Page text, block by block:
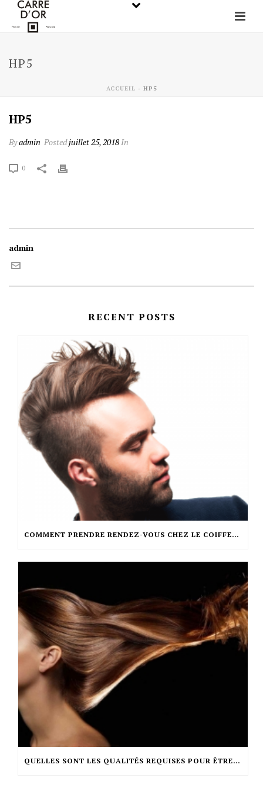
HP5
ACCUEIL - HP5
HP5
Byadmin Postedjuillet 25, 2018In
0
admin
RECENT POSTS
COMMENT PRENDRE RENDEZ-VOUS CHEZ LE COIFFEUR ?
QUELLES SONT LES QUALITÉS REQUISES POUR ÊTRE COIFFEUR ?